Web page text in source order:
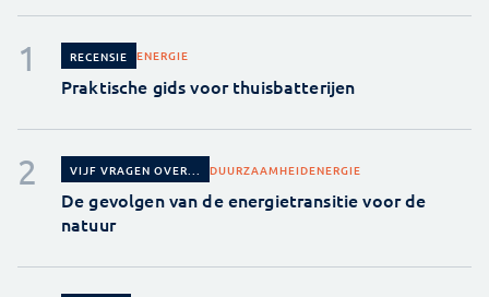
RECENSIE ENERGIE
Praktische gids voor thuisbatterijen
VIJF VRAGEN OVER... DUURZAAMHEIDENERGIE
De gevolgen van de energietransitie voor de
natuur